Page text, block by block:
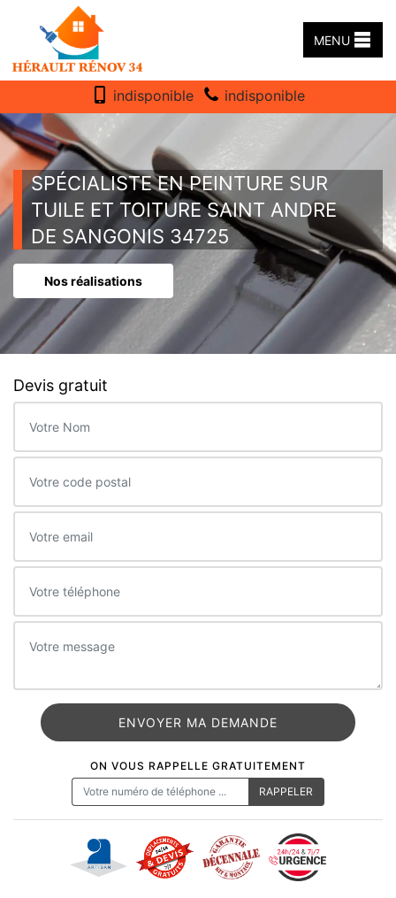
MENU
indisponible indisponible
SPÉCIALISTE EN PEINTURE SUR
TUILE ET TOITURE SAINT ANDRE
DE SANGONIS 34725
Nos réalisations
Devis gratuit
ON VOUS RAPPELLE GRATUITEMENT